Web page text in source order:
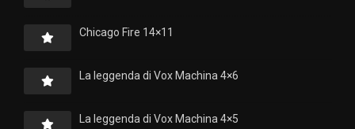
Chicago Fire 14×11
La leggenda di Vox Machina 4×6
La leggenda di Vox Machina 4×5